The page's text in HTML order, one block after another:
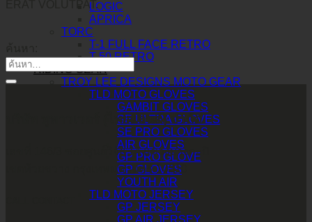
LOGIC
APRICA
TORC
T-1 FULL FACE RETRO
T-50 RETRO
RIDING GEAR
TROY LEE DESIGNS MOTO GEAR
TLD MOTO GLOVES
GAMBIT GLOVES
SE ULTRA GLOVES
SE PRO GLOVES
AIR GLOVES
GP PRO GLOVE
GP GLOVES
YOUTH AIR
TLD MOTO JERSEY
GP JERSEY
GP AIR JERSEY
ERAT VOLUTPAT.
บริษัท ทูพาวเวอร์ (ไทยแลนด์) จำกัด
เลขที่ 146/3 ซอยศูนย์วิจัย 14 แขวงบางกะปิ
เขตห้วยขวาง กรุงเทพมหานคร 10310